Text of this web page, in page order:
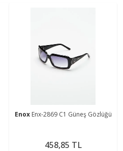
Enox Enx-2869 C1 Güneş Gözlüğü
458,85 TL